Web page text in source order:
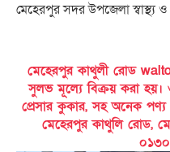
মেহেরপুর সদর উপজেলা স্বাস্থ্য
মেহেরপুর কাথুলী রোড
সুলভ মূল্যে বিক্রয় করা হয়।
প্রেসার কুকার, সহ অনেক পণ্য
মেহেরপুর কাথুলি রোড,